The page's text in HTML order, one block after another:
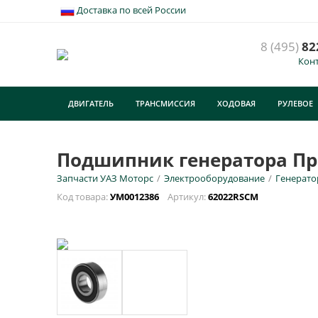
Доставка по всей России
8 (495)
ДВИГАТЕЛЬ ТРАНСМИССИЯ ХОДОВАЯ РУЛЕВОЕ
Подшипник генератора
Запчасти УАЗ Моторс / Электрооборудование /
Код товара:УМ0012386 Артикул:62022RSCM